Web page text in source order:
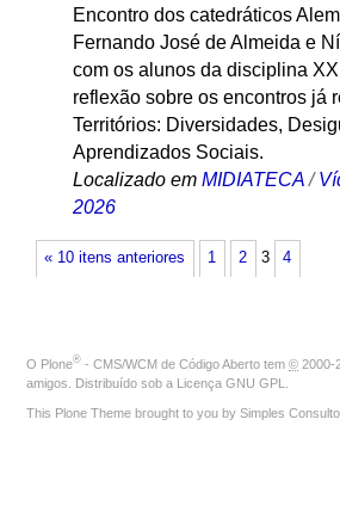
Encontro dos catedráticos
Fernando José de Almeida e
com os alunos da disciplina
reflexão sobre os encontros já
Territórios: Diversidades,
Aprendizados Sociais.
Localizado em MIDIATECA /
2026
« 10 itens anteriores 1 2 3 4
O Plone® - CMS/WCM de Código Aberto tem © 2000-
amigos. Distribuído sob a Licença GNU GPL
This Plone Theme brought to you by Simples